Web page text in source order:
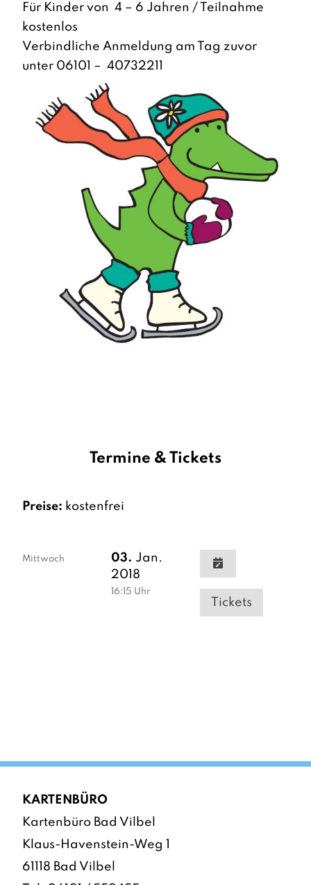
Für Kinder von 4 – 6 Jahren / Teilnahme
kostenlos
Verbindliche Anmeldung am Tag zuvor
unter 06101 – 40732211
Termine & Tickets
Preise: kostenfrei
Mittwoch 03. Jan.
2018
16:15 Uhr
Tickets
KARTENBÜRO
Kartenbüro Bad Vilbel
Klaus-Havenstein-Weg 1
61118 Bad Vilbel